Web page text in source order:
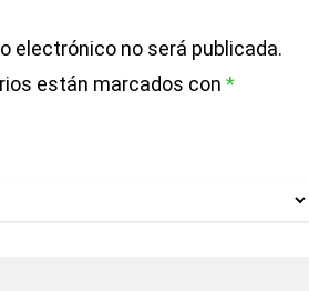
electrónico no será publicada.
están marcados con *